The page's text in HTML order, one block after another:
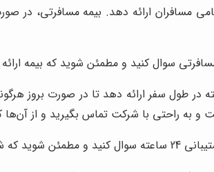
مسافران ارائه دهد. بیمه مسافرتی، در
مسافرتی سوال کنید و مطمئن شوید که بیمه
و به راحتی با شرکت تماس بگیرید و از
و کارآمد است.